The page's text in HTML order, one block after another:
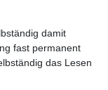
damit
fast permanent
das Lesen